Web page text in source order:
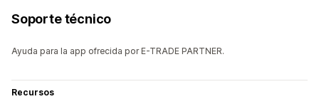
Soporte técnico
Ayuda para la app ofrecida por E-TRADE PARTNER.
Recursos